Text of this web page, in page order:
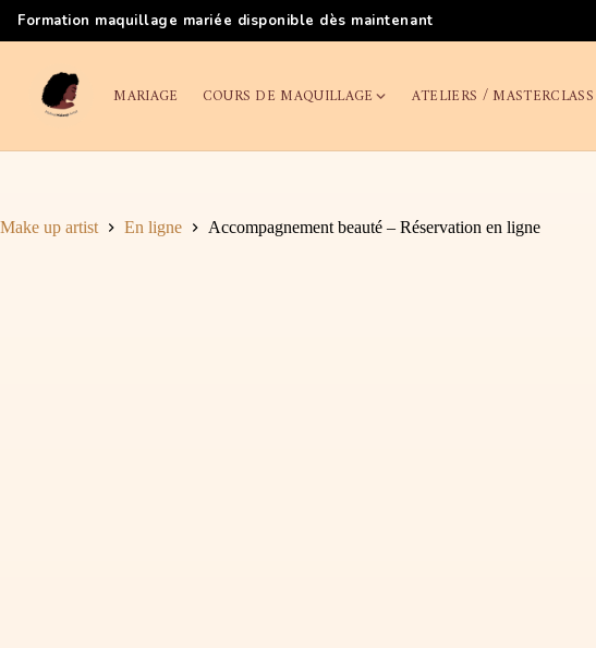
Formation maquillage mariée disponible dès maintenant
MARIAGE COURS DE MAQUILLAGE ATELIERS / MASTERCLASS
Make up artist En ligne Accompagnement beauté – Réservation en ligne